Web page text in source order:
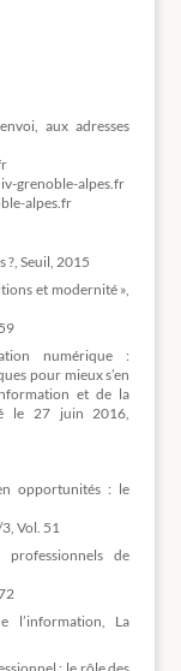
aux adresses
grenoble-alpes.fr
alpes.fr
Seuil, 2015
et modernité »,
numérique :
pour mieux s’en
et de la
le 27 juin 2016,
opportunités : le
Vol. 51
de
l’information, La